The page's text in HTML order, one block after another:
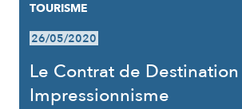
TOURISME
26/05/2020
Le Contrat de Destination
Impressionnisme